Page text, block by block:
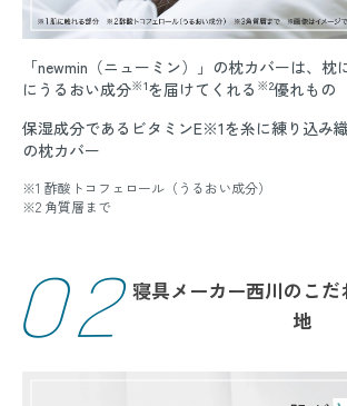
「newmin（ニューミン）」の枕カバーは、
にうるおい成分※1を届けてくれる ※2優れもの
保湿成分であるビタミンE※1を糸に練り込み
の枕カバー
※1 酢酸トコフェロール（うるおい成分）
※2 角質層まで
02寝具メーカー西川のこ
地